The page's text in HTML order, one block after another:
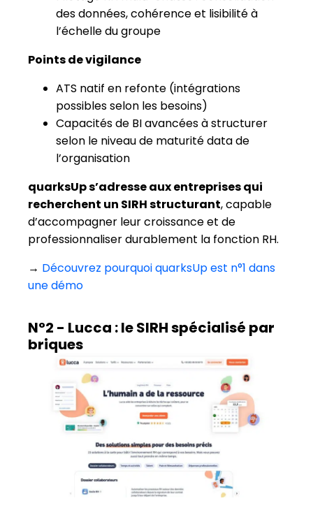
des données, cohérence et lisibilité à
l’échelle du groupe
Points de vigilance
ATS natif en refonte (intégrations
possibles selon les besoins)
Capacités de BI avancées à structurer
selon le niveau de maturité data de
l’organisation
quarksUp s’adresse aux entreprises qui
recherchent un SIRH structurant, capable
d’accompagner leur croissance et de
professionnaliser durablement la fonction RH.
→ Découvrez pourquoi quarksUp est n°1 dans
une démo
N°2 - Lucca : le SIRH spécialisé par
briques